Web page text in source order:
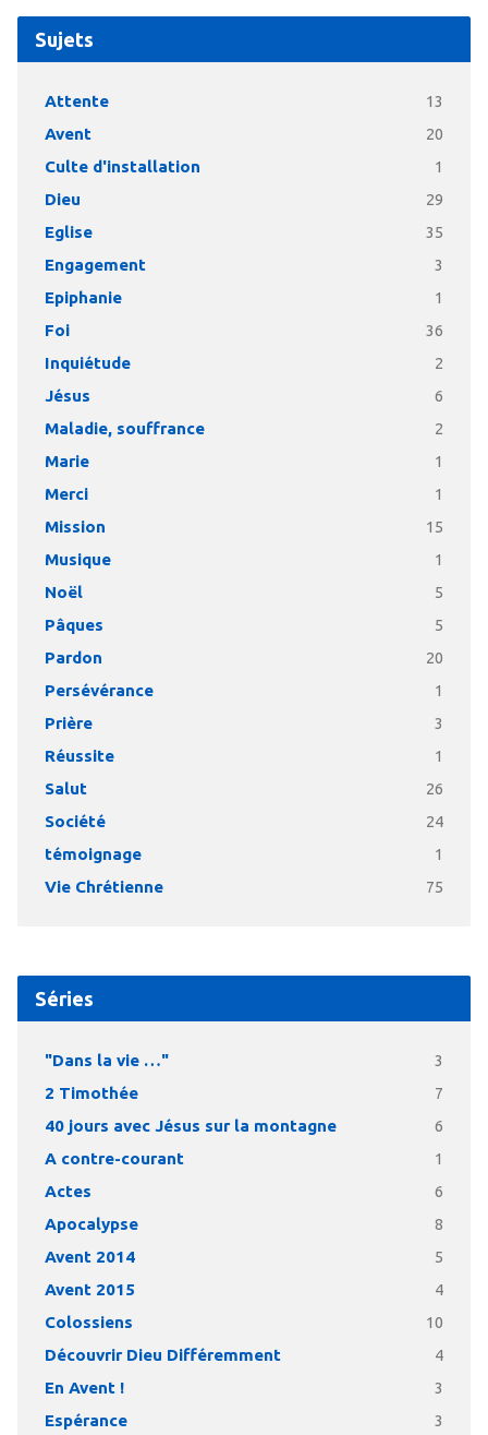
Sujets
Attente 13
Avent 20
Culte d'installation 1
Dieu 29
Eglise 35
Engagement 3
Epiphanie 1
Foi 36
Inquiétude 2
Jésus 6
Maladie, souffrance 2
Marie 1
Merci 1
Mission 15
Musique 1
Noël 5
Pâques 5
Pardon 20
Persévérance 1
Prière 3
Réussite 1
Salut 26
Société 24
témoignage 1
Vie Chrétienne 75
Séries
"Dans la vie …" 3
2 Timothée 7
40 jours avec Jésus sur la montagne 6
A contre-courant 1
Actes 6
Apocalypse 8
Avent 2014 5
Avent 2015 4
Colossiens 10
Découvrir Dieu Différemment 4
En Avent ! 3
Espérance 3